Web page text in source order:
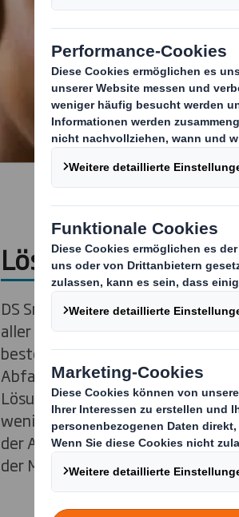
Lösungen für alle
DS Smith spezialisiert sich darauf,
aller Größenordnungen dabei zu
besten Nutzen aus ihrem
Abfallmanagement zu ziehen. Wir
Lösungen, die weniger Abfall,
weniger Komplexität
der Ansicht, dass kein
der Müllverbrennungsanlage